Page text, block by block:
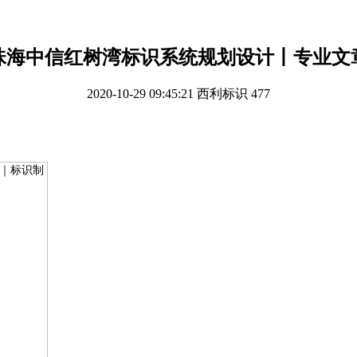
海中信红树湾标识系统规划设计丨专业文
2020-10-29 09:45:21 西利标识 477